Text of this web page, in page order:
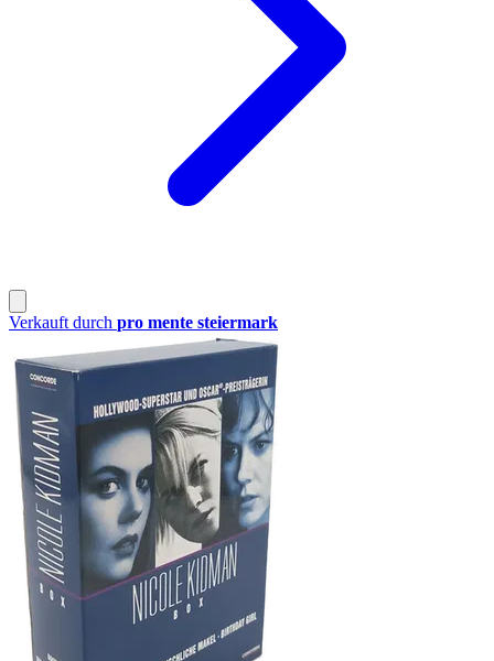
Verkauft durch pro mente steiermark